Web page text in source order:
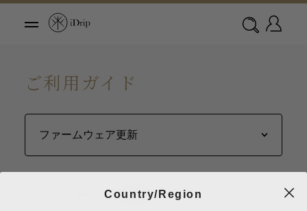
ご利用ガイド
ファームウェア更新Country/Region